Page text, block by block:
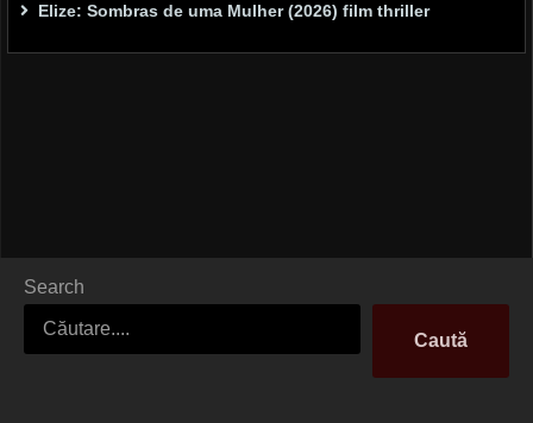
Elize: Sombras de uma Mulher (2026) film thriller
Search
Caută